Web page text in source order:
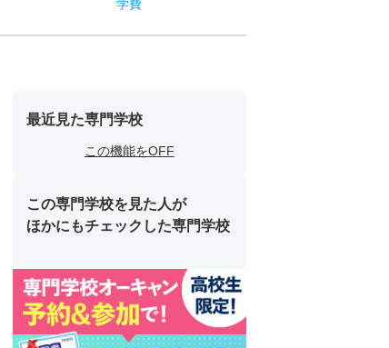
学費
最近見た専門学校
この機能をOFF
この専門学校を見た人が
ほかにもチェックした専門学校